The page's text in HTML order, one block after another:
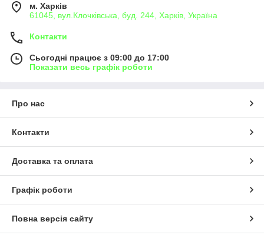
м. Харків
61045, вул.Клочківська, буд. 244, Харків, Україна
Контакти
Сьогодні працює з 09:00 до 17:00
Показати весь графік роботи
Про нас
Контакти
Доставка та оплата
Графік роботи
Повна версія сайту